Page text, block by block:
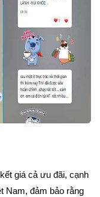
giá cả ưu đãi, cạnh
Nam, đảm bảo rằng